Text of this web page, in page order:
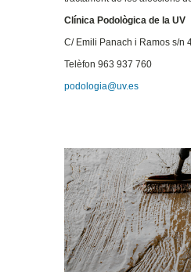
Clínica Podològica de la UV
C/ Emili Panach i Ramos s/n
Telèfon 963 937 760
podologia@uv.es